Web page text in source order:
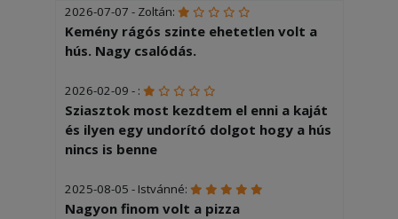
2026-07-07 - Zoltán:
Kemény rágós szinte ehetetlen volt a
hús. Nagy csalódás.
2026-02-09 - :
Sziasztok most kezdtem el enni a kaját
és ilyen egy undorító dolgot hogy a hús
nincs is benne
2025-08-05 - Istvánné:
Nagyon finom volt a pizza